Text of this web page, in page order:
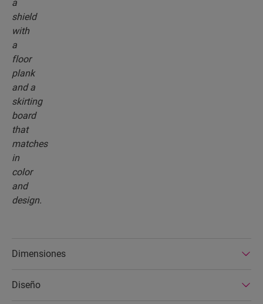
Dimensiones
Diseño